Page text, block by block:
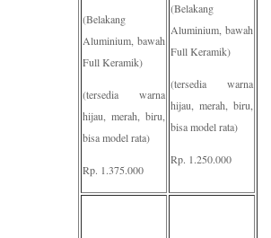
(Belakang
Aluminium, bawah
Full Keramik)
(tersedia warna
hijau, merah, biru,
bisa model rata)
Rp. 1.375.000
(Belakang
Aluminium, bawah
Full Keramik)
(tersedia warna
hijau, merah, biru,
bisa model rata)
Rp. 1.250.000